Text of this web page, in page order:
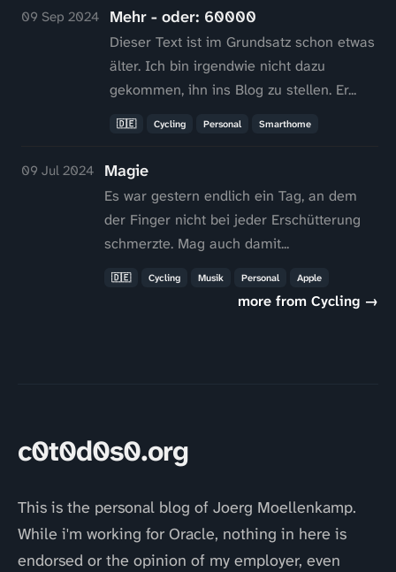
09 Sep 2024 Mehr - oder: 60000
Dieser Text ist im Grundsatz schon etwas
älter. Ich bin irgendwie nicht dazu
gekommen, ihn ins Blog zu stellen. Er...
🇩🇪 Cycling Personal Smarthome
09 Jul 2024 Magie
Es war gestern endlich ein Tag, an dem
der Finger nicht bei jeder Erschütterung
schmerzte. Mag auch damit...
🇩🇪 Cycling Musik Personal Apple
more from Cycling →
c0t0d0s0.org
This is the personal blog of Joerg Moellenkamp.
While i'm working for Oracle, nothing in here is
endorsed or the opinion of my employer, even